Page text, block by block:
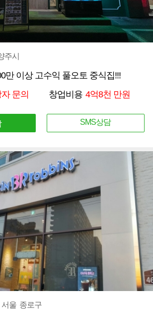
주시
만 이상 고수익 풀오토 중식집!!!
문의 창업비용 4억8천 만원
SMS상담
서울 종로구